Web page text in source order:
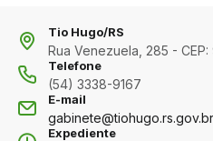
Tio Hugo/RS
Rua Venezuela, 285 -
Telefone
(54) 3338-9167
E-mail
gabinete@tiohugo.rs.gov.br
Expediente